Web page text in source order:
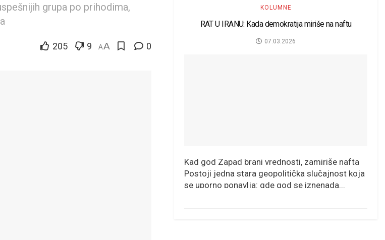
grupa po prihodima,
205 9 AA 0
KOLUMNE
RAT U IRANU: Kada demokratija miriše na naftu
07.03.2026
Kad god Zapad brani vrednosti, zamiriše nafta
Postoji jedna stara geopolitička slučajnost koja
se uporno ponavlja: gde god se iznenada...